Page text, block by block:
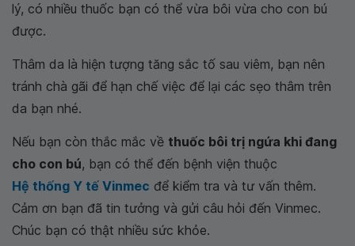
lý, có nhiều thuốc bạn có thể vừa bôi vừa cho con bú
được.
Thâm da là hiện tượng tăng sắc tố sau viêm, bạn nên
tránh chà gãi để hạn chế việc để lại các sẹo thâm trên
da bạn nhé.
Nếu bạn còn thắc mắc về thuốc bôi trị ngứa khi đang
cho con bú, bạn có thể đến bệnh viện thuộc
Hệ thống Y tế Vinmec để kiểm tra và tư vấn thêm.
Cảm ơn bạn đã tin tưởng và gửi câu hỏi đến Vinmec.
Chúc bạn có thật nhiều sức khỏe.